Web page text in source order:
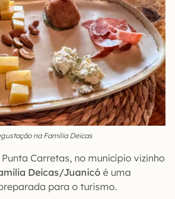
na Familia Deicas
Carretas, no município vizinho
Deicas/Juanicó é uma
para o turismo.